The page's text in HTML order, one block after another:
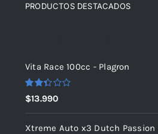
PRODUCTOS DESTACADOS
Vita Race 100cc - Plagron
Valorado
con
2.36
de 5
$13.990
Xtreme Auto x3 Dutch Passion